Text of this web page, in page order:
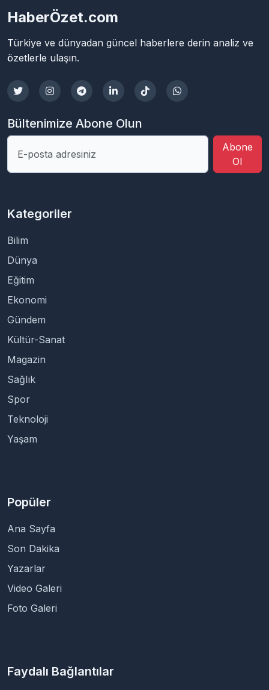
HaberÖzet.com
Türkiye ve dünyadan güncel haberlere derin analiz ve
özetlerle ulaşın.
Bültenimize Abone Olun
Abone
Ol
Kategoriler
Bilim
Dünya
Eğitim
Ekonomi
Gündem
Kültür-Sanat
Magazin
Sağlık
Spor
Teknoloji
Yaşam
Popüler
Ana Sayfa
Son Dakika
Yazarlar
Video Galeri
Foto Galeri
Faydalı Bağlantılar